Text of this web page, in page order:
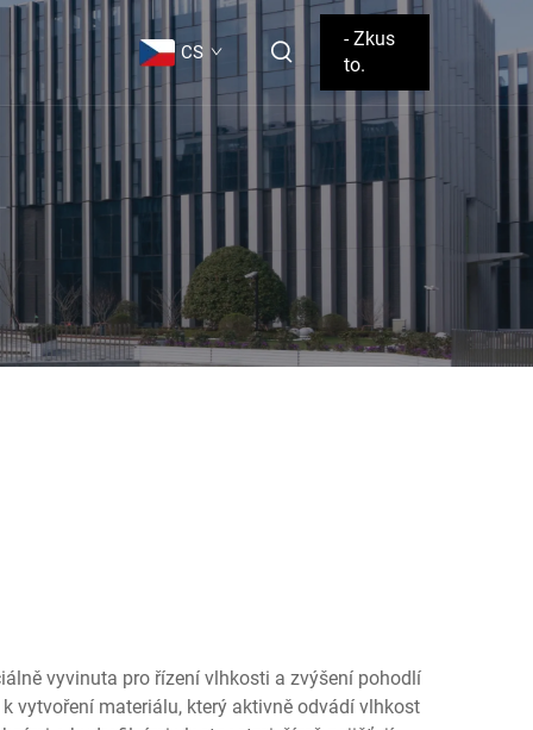
CS
- Zkus
to.
vyvinuta pro řízení vlhkosti a zvýšení pohodlí
vytvoření materiálu, který aktivně odvádí vlhkost